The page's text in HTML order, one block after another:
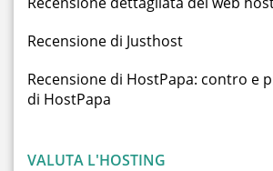
Recensione di Justhost
Recensione di HostPapa: contro e
di HostPapa
VALUTA L'HOSTING